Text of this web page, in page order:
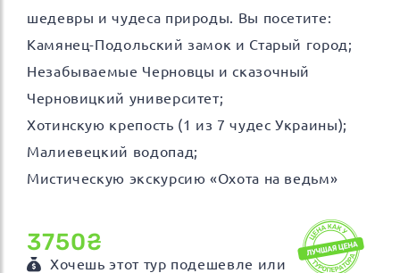
шедевры и чудеса природы. Вы посетите:
Камянец-Подольский замок и Старый город;
Незабываемые Черновцы и сказочный
Черновицкий университет;
Хотинскую крепость (1 из 7 чудес Украины);
Малиевецкий водопад;
Мистическую экскурсию «Охота на ведьм»
3750₴
Хочешь этот тур подешевле или